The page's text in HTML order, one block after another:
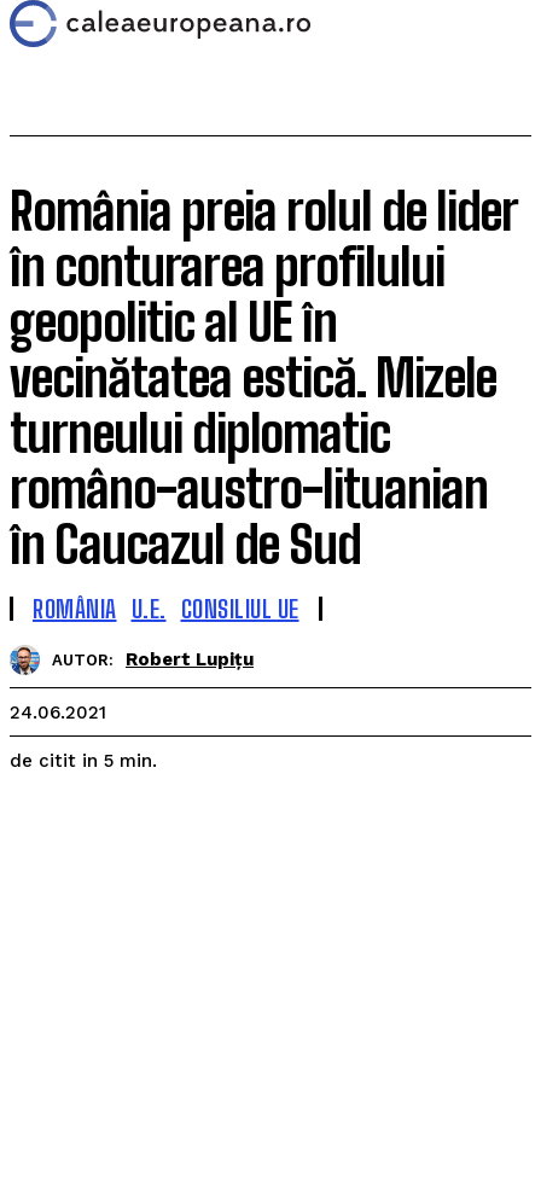
România preia rolul de lider
în conturarea profilului
geopolitic al UE în
vecinătatea estică. Mizele
turneului diplomatic
româno-austro-lituanian
în Caucazul de Sud
ROMÂNIA U.E. CONSILIUL UE
AUTOR: Robert Lupițu
24.06.2021
de citit in 5 min.